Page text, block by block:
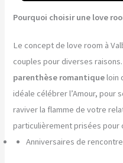
Pourquoi choisir une love
Le concept de love room à
couples pour diverses
parenthèse romantiqueloin
idéale célébrer l’Amour,
raviver la flamme de votre
particulièrement prisées pour
Anniversaires de